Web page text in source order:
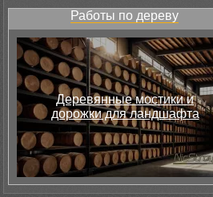
Работы по дереву
Деревянные мостики и
дорожки для ландшафта